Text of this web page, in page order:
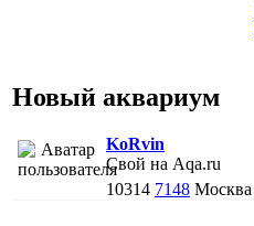
Новый аквариум
KoRvin
Свой на Aqa.ru
10314 7148 Москва